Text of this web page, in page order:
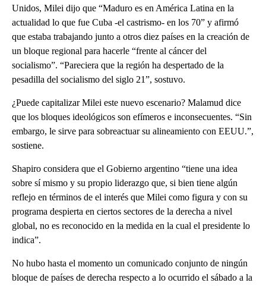
Unidos, Milei dijo que “Maduro es en América Latina en la
actualidad lo que fue Cuba -el castrismo- en los 70” y afirmó
que estaba trabajando junto a otros diez países en la creación de
un bloque regional para hacerle “frente al cáncer del
socialismo”. “Pareciera que la región ha despertado de la
pesadilla del socialismo del siglo 21”, sostuvo.
¿Puede capitalizar Milei este nuevo escenario? Malamud dice
que los bloques ideológicos son efímeros e inconsecuentes. “Sin
embargo, le sirve para sobreactuar su alineamiento con EEUU.”,
sostiene.
Shapiro considera que el Gobierno argentino “tiene una idea
sobre sí mismo y su propio liderazgo que, si bien tiene algún
reflejo en términos de el interés que Milei como figura y con su
programa despierta en ciertos sectores de la derecha a nivel
global, no es reconocido en la medida en la cual el presidente lo
indica”.
No hubo hasta el momento un comunicado conjunto de ningún
bloque de países de derecha respecto a lo ocurrido el sábado a la